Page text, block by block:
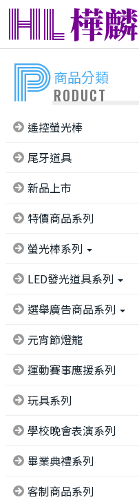
HL樺麟
商品分類
PRODUCT
遙控螢光棒
尾牙道具
新品上市
特價商品系列
螢光棒系列
LED發光道具系列
選舉廣告商品系列
元宵節燈籠
運動賽事應援系列
玩具系列
學校晚會表演系列
畢業典禮系列
客制商品系列